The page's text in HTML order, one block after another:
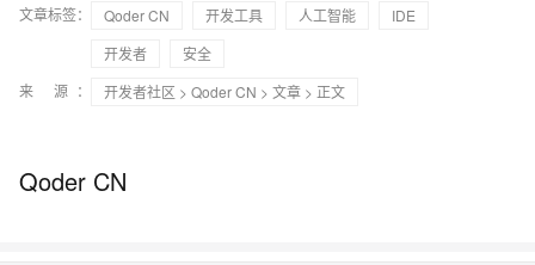
文章标签： Qoder CN 开发工具 人工智能
IDE
开发者
安全
来 源：
开发者社区 > Qoder CN > 文章 > 正文
Qoder CN